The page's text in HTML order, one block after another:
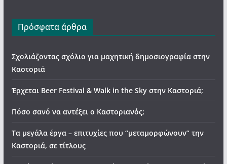
Πρόσφατα άρθρα
Σχολιάζοντας σχόλιο για μαχητική δημοσιογραφία στην
Καστοριά
Έρχεται Beer Festival & Walk in the Sky στην Καστοριά;
Πόσο σανό να αντέξει ο Καστοριανός;
Τα μεγάλα έργα – επιτυχίες που “μεταμορφώνουν” την
Καστοριά, σε τίτλους